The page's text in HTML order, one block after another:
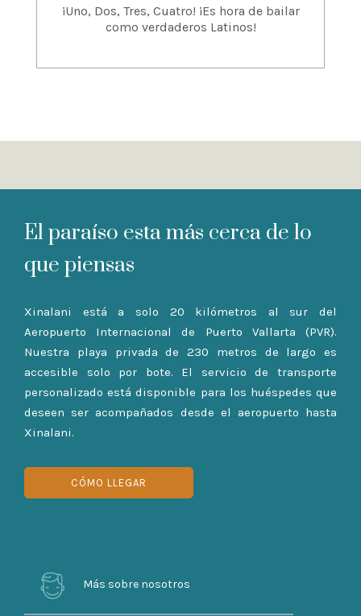
¡Uno, Dos, Tres, Cuatro! ¡Es hora de bailar
como verdaderos Latinos!
El paraíso esta más cerca de lo
que piensas
Xinalani está a solo 20 kilómetros al sur del
Aeropuerto Internacional de Puerto Vallarta (PVR).
Nuestra playa privada de 230 metros de largo es
accesible solo por bote. El servicio de transporte
personalizado está disponible para los huéspedes que
deseen ser acompañados desde el aeropuerto hasta
Xinalani.
CÓMO LLEGAR
Más sobre nosotros